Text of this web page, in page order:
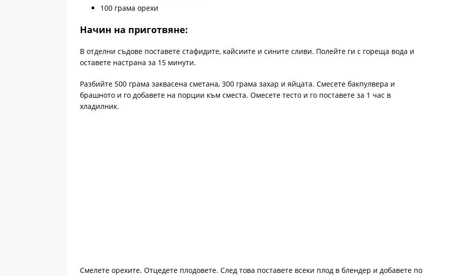
100 грама орехи
Начин на приготвяне:
В отделни съдове поставете стафидите, кайсиите и сините сливи. Полейте ги с гореща вода и
оставете настрана за 15 минути.
Разбийте 500 грама заквасена сметана, 300 грама захар и яйцата. Смесете бакпулвера и
брашното и го добавете на порции към сместа. Омесете тесто и го поставете за 1 час в
хладилник.
Смелете орехите. Отцедете плодовете. След това поставете всеки плод в блендер и добавете по